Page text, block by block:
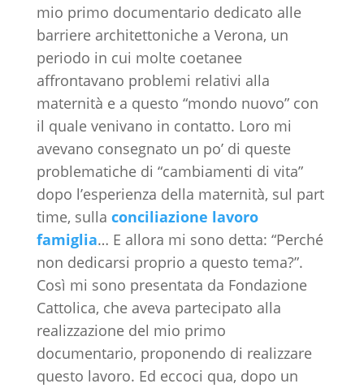
mio primo documentario dedicato alle
barriere architettoniche a Verona, un
periodo in cui molte coetanee
affrontavano problemi relativi alla
maternità e a questo “mondo nuovo” con
il quale venivano in contatto. Loro mi
avevano consegnato un po’ di queste
problematiche di “cambiamenti di vita”
dopo l’esperienza della maternità, sul part
time, sulla conciliazione lavoro
famiglia… E allora mi sono detta: “Perché
non dedicarsi proprio a questo tema?”.
Così mi sono presentata da Fondazione
Cattolica, che aveva partecipato alla
realizzazione del mio primo
documentario, proponendo di realizzare
questo lavoro. Ed eccoci qua, dopo un